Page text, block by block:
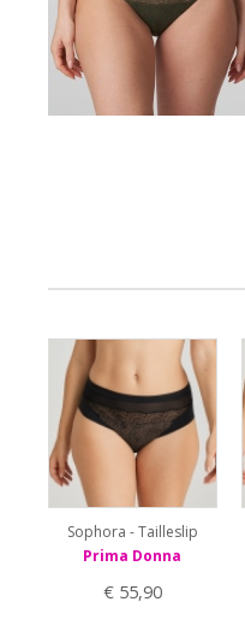
Sophora - Tailleslip
Prima Donna
€ 55,90